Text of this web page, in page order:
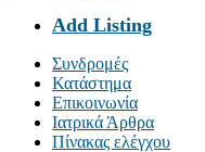
Add Listing
Συνδρομές
Κατάστημα
Επικοινωνία
Ιατρικά Άρθρα
Πίνακας ελέγχου